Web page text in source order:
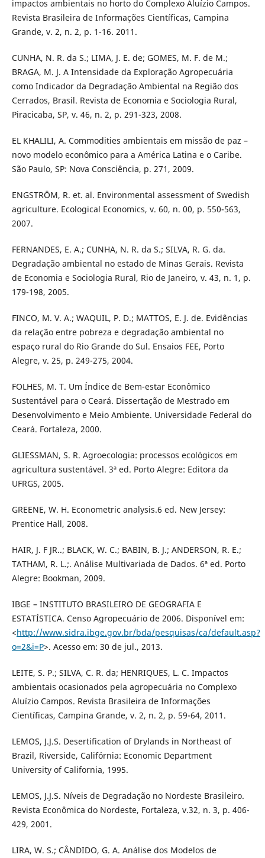
impactos ambientais no horto do Complexo Aluízio Campos.
Revista Brasileira de Informações Científicas, Campina
Grande, v. 2, n. 2, p. 1-16. 2011.
CUNHA, N. R. da S.; LIMA, J. E. de; GOMES, M. F. de M.;
BRAGA, M. J. A Intensidade da Exploração Agropecuária
como Indicador da Degradação Ambiental na Região dos
Cerrados, Brasil. Revista de Economia e Sociologia Rural,
Piracicaba, SP, v. 46, n. 2, p. 291-323, 2008.
EL KHALILI, A. Commodities ambientais em missão de paz –
novo modelo econômico para a América Latina e o Caribe.
São Paulo, SP: Nova Consciência, p. 271, 2009.
ENGSTRÖM, R. et. al. Environmental assessment of Swedish
agriculture. Ecological Economics, v. 60, n. 00, p. 550-563,
2007.
FERNANDES, E. A.; CUNHA, N. R. da S.; SILVA, R. G. da.
Degradação ambiental no estado de Minas Gerais. Revista
de Economia e Sociologia Rural, Rio de Janeiro, v. 43, n. 1, p.
179-198, 2005.
FINCO, M. V. A.; WAQUIL, P. D.; MATTOS, E. J. de. Evidências
da relação entre pobreza e degradação ambiental no
espaço rural do Rio Grande do Sul. Ensaios FEE, Porto
Alegre, v. 25, p. 249-275, 2004.
FOLHES, M. T. Um Índice de Bem-estar Econômico
Sustentável para o Ceará. Dissertação de Mestrado em
Desenvolvimento e Meio Ambiente. Universidade Federal do
Ceará. Fortaleza, 2000.
GLIESSMAN, S. R. Agroecologia: processos ecológicos em
agricultura sustentável. 3ª ed. Porto Alegre: Editora da
UFRGS, 2005.
GREENE, W. H. Econometric analysis.6 ed. New Jersey:
Prentice Hall, 2008.
HAIR, J. F JR..; BLACK, W. C.; BABIN, B. J.; ANDERSON, R. E.;
TATHAM, R. L.;. Análise Multivariada de Dados. 6ª ed. Porto
Alegre: Bookman, 2009.
IBGE – INSTITUTO BRASILEIRO DE GEOGRAFIA E
ESTATÍSTICA. Censo Agropecuário de 2006. Disponível em:
<http://www.sidra.ibge.gov.br/bda/pesquisas/ca/default.asp?
o=2&i=P>. Acesso em: 30 de jul., 2013.
LEITE, S. P.; SILVA, C. R. da; HENRIQUES, L. C. Impactos
ambientais ocasionados pela agropecuária no Complexo
Aluízio Campos. Revista Brasileira de Informações
Científicas, Campina Grande, v. 2, n. 2, p. 59-64, 2011.
LEMOS, J.J.S. Desertification of Drylands in Northeast of
Brazil, Riverside, Califórnia: Economic Department
University of California, 1995.
LEMOS, J.J.S. Níveis de Degradação no Nordeste Brasileiro.
Revista Econômica do Nordeste, Fortaleza, v.32, n. 3, p. 406-
429, 2001.
LIRA, W. S.; CÂNDIDO, G. A. Análise dos Modelos de